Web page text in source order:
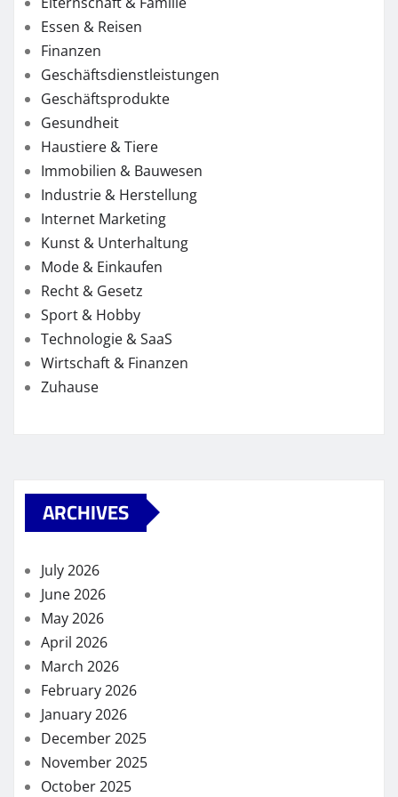
Essen & Reisen
Finanzen
Geschäftsdienstleistungen
Geschäftsprodukte
Gesundheit
Haustiere & Tiere
Immobilien & Bauwesen
Industrie & Herstellung
Internet Marketing
Kunst & Unterhaltung
Mode & Einkaufen
Recht & Gesetz
Sport & Hobby
Technologie & SaaS
Wirtschaft & Finanzen
Zuhause
ARCHIVES
July 2026
June 2026
May 2026
April 2026
March 2026
February 2026
January 2026
December 2025
November 2025
October 2025